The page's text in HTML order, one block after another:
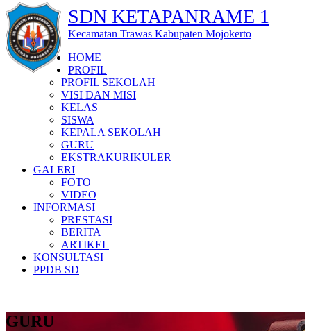
SDN KETAPANRAME 1
Kecamatan Trawas Kabupaten Mojokerto
HOME
PROFIL
PROFIL SEKOLAH
VISI DAN MISI
KELAS
SISWA
KEPALA SEKOLAH
GURU
EKSTRAKURIKULER
GALERI
FOTO
VIDEO
INFORMASI
PRESTASI
BERITA
ARTIKEL
KONSULTASI
PPDB SD
GURU